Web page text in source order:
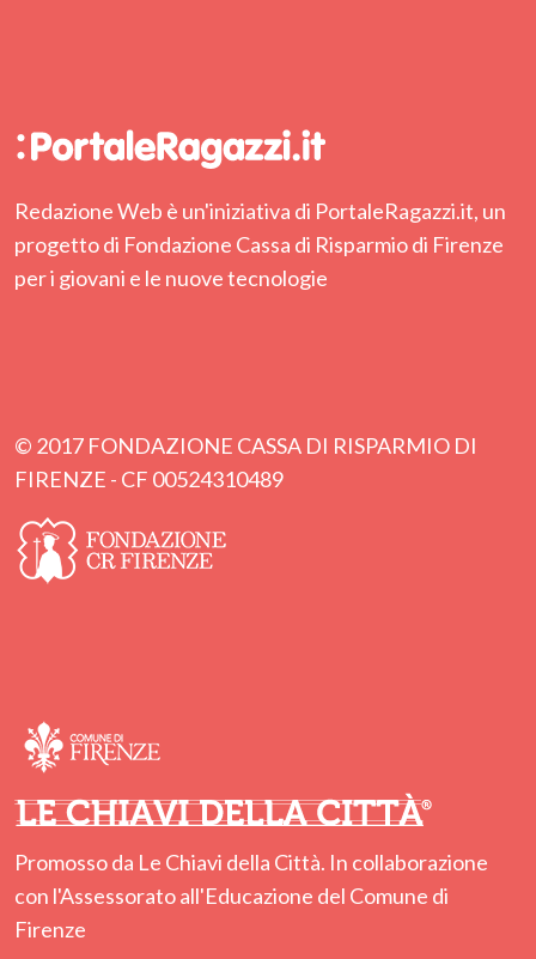
Redazione Web è un'iniziativa di PortaleRagazzi.it, un
progetto di Fondazione Cassa di Risparmio di Firenze
per i giovani e le nuove tecnologie
© 2017 FONDAZIONE CASSA DI RISPARMIO DI
FIRENZE - CF 00524310489
Promosso da Le Chiavi della Città. In collaborazione
con l'Assessorato all'Educazione del Comune di
Firenze